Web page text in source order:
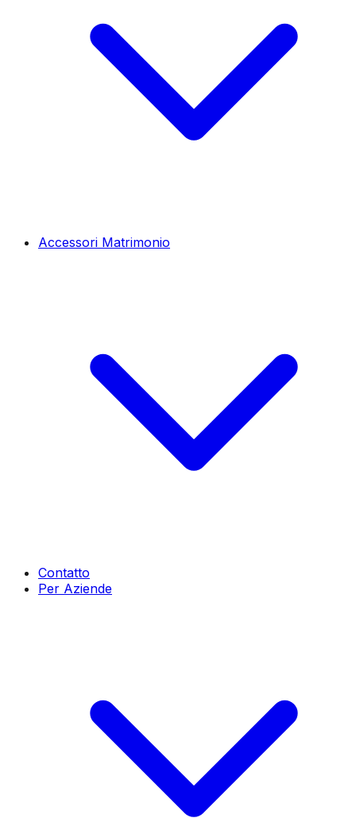
Accessori Matrimonio
Contatto
Per Aziende